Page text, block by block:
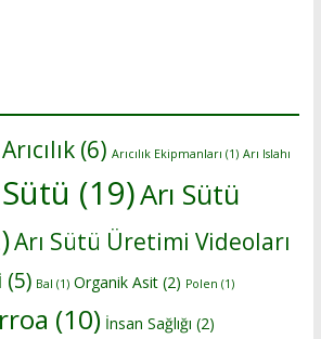
Arıcılık(6) Arıcılık Ekipmanları (1) Arı Islahı
(19)Arı Sütü
Arı Sütü Üretimi Videoları
(5) Bal (1) Organik Asit(2) Polen (1)
(10) İnsan Sağlığı (2)